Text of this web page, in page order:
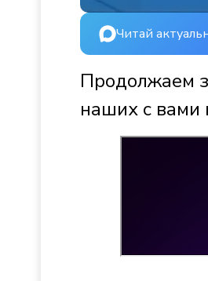
Читай
Продолжаем
наших с вами